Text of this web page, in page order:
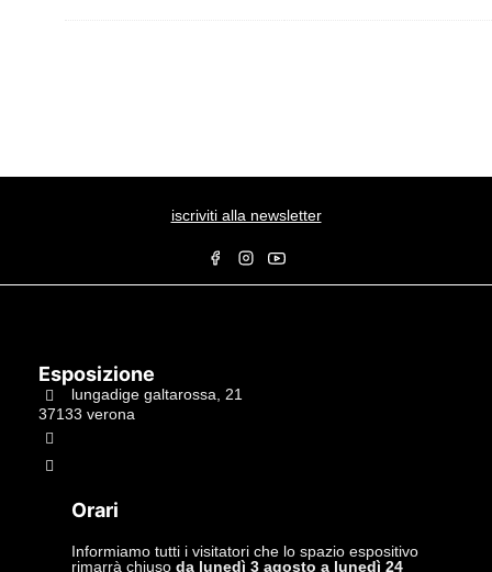
iscriviti alla newsletter
Esposizione
lungadige galtarossa, 21
37133 verona
Orari
Informiamo tutti i visitatori che lo spazio espositivo
rimarrà chiuso da lunedì 3 agosto a lunedì 24